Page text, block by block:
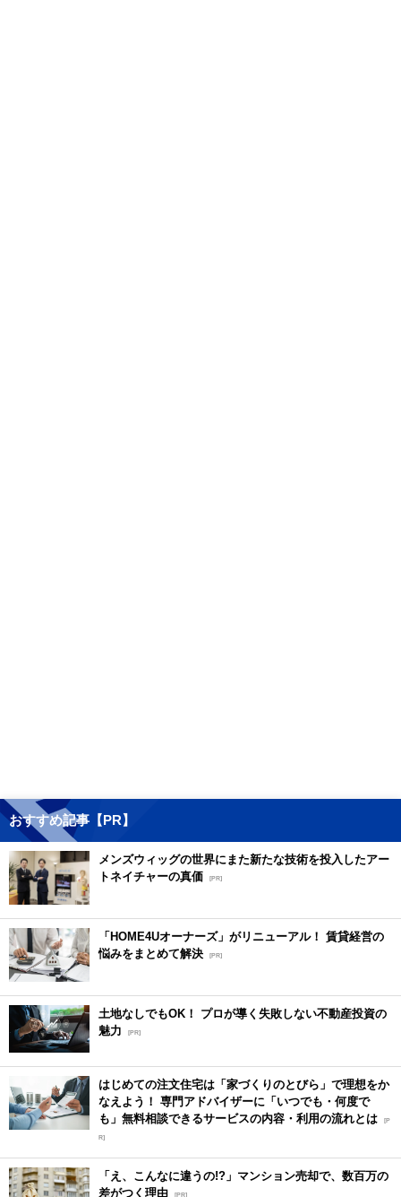
おすすめ記事【PR】
メンズウィッグの世界にまた新たな技術を投入したアー
トネイチャーの真価 [PR]
「HOME4Uオーナーズ」がリニューアル！ 賃貸経営の
悩みをまとめて解決 [PR]
土地なしでもOK！ プロが導く失敗しない不動産投資の
魅力
[PR]
はじめての注文住宅は「家づくりのとびら」で理想をか
なえよう！ 専門アドバイザーに「いつでも・何度で
も」無料相談できるサービスの内容・利用の流れとは [P
R]
「え、こんなに違うの!?」マンション売却で、数百万の
差がつく理由 [PR]